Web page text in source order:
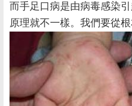
而手足口病是由病毒感染
原理就不一樣。我們要從根